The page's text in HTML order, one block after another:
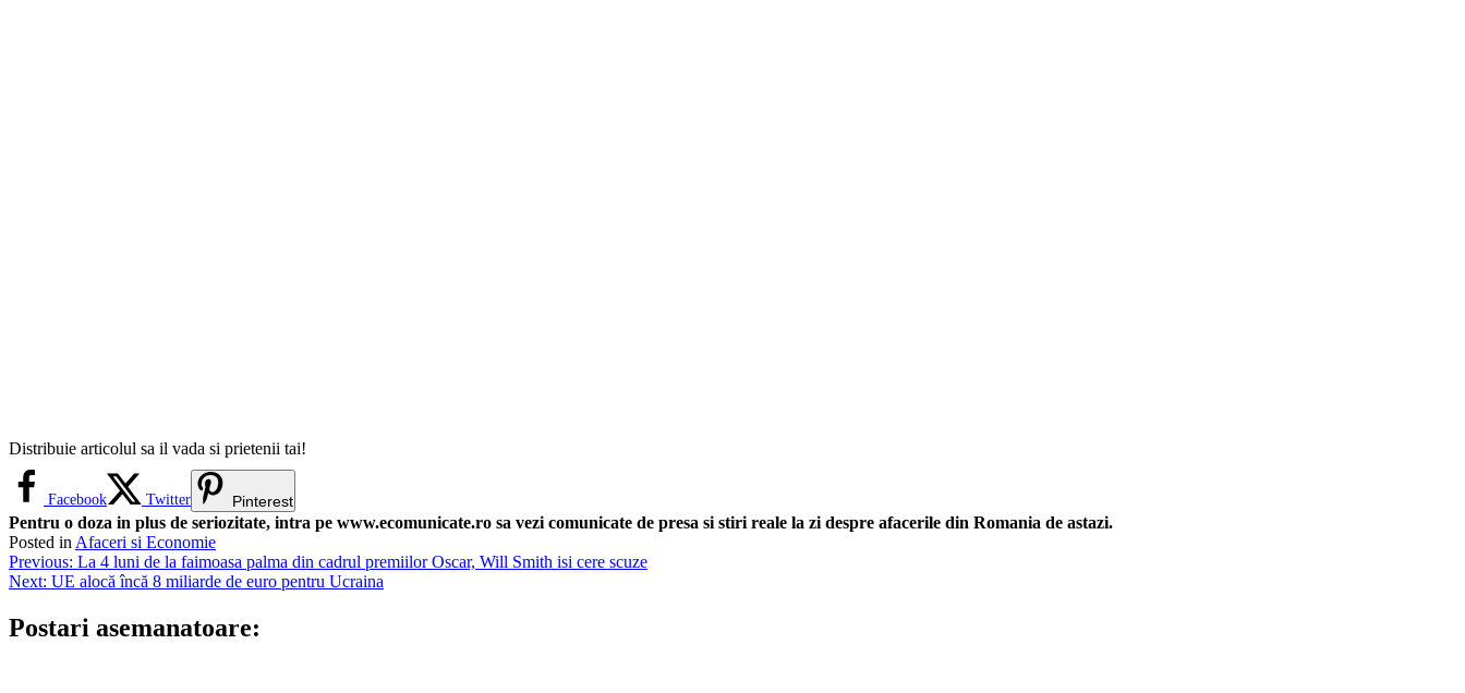
Distribuie articolul sa il vada si prietenii tai!
Facebook Twitter Pinterest
Pentru o doza in plus de seriozitate, intra pe www.ecomunicate.ro sa vezi comunicate de presa si stiri reale la zi despre afacerile din Romania de astazi.
Posted in Afaceri si Economie
Navigare
în
articole
Previous: La 4 luni de la faimoasa palma din cadrul premiilor Oscar, Will Smith isi cere scuze
Next: UE alocă încă 8 miliarde de euro pentru Ucraina
Postari asemanatoare: